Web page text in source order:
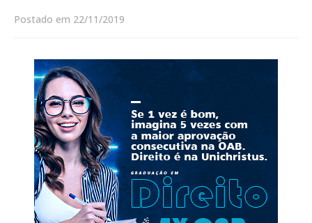
Postado em 22/11/2019